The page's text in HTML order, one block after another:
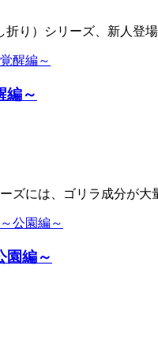
り）シリーズ、新人登
編～
ズには、ゴリラ成分が大
園編～